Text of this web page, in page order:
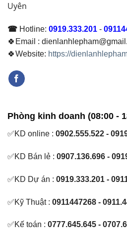
Uyên
☎ Hotline: 0919.333.201 -
🍀Email :
🍀Website: https://
Phòng kinh doanh (08:00 -
✅KD online : 0902.555.522 -
✅KD Bán lẻ : 0907.136.696 -
✅KD Dự án : 0919.333.201 -
✅Kỹ Thuật : 0911447268 -
✅Kế toán : 0777.645.645 -